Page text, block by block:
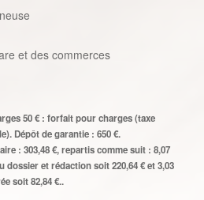
et des commerces
50 € : forfait pour charges (taxe
Dépôt de garantie : 650 €.
: 303,48 €, repartis comme suit : 8,07
et rédaction soit 220,64 € et 3,03
soit 82,84 €..